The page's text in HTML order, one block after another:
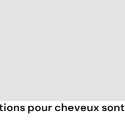
pour cheveux sont